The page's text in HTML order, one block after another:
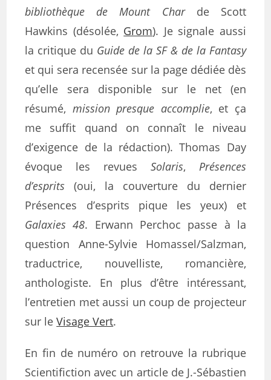
bibliothèque de Mount Charde Scott
Hawkins (désolée, Grom). Je signale aussi
la critique du Guide de la SF & de la Fantasy
et qui sera recensée sur la page dédiée dès
qu’elle sera disponible sur le net (en
résumé, mission presque accomplie, et ça
me suffit quand on connaît le niveau
d’exigence de la rédaction). Thomas Day
évoque les revues Solaris, Présences
d’esprits (oui, la couverture du dernier
Présences d’esprits pique les yeux) et
Galaxies 48. Erwann Perchoc passe à la
question Anne-Sylvie Homassel/Salzman,
traductrice, nouvelliste, romancière,
anthologiste. En plus d’être intéressant,
l’entretien met aussi un coup de projecteur
sur leVisage Vert.
En fin de numéro on retrouve la rubrique
Scientifiction avec un article de J.-Sébastien